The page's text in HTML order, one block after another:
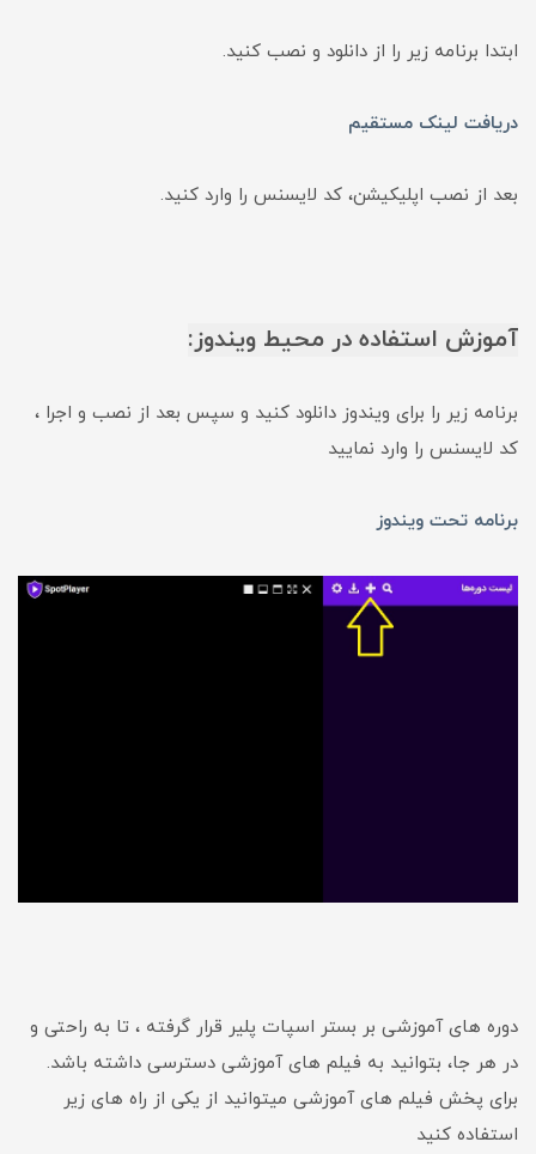
ابتدا برنامه زیر را از دانلود و نصب کنید.
دریافت لینک مستقیم
بعد از نصب اپلیکیشن، کد لایسنس را وارد کنید.
آموزش استفاده در محیط ویندوز:
برنامه زیر را برای ویندوز دانلود کنید و سپس بعد از نصب و اجرا ،
کد لایسنس را وارد نمایید
برنامه تحت ویندوز
دوره های آموزشی بر بستر اسپات پلیر قرار گرفته ، تا به راحتی و
در هر جا، بتوانید به فیلم های آموزشی دسترسی داشته باشد.
برای پخش فیلم های آموزشی میتوانید از یکی از راه های زیر
استفاده کنید